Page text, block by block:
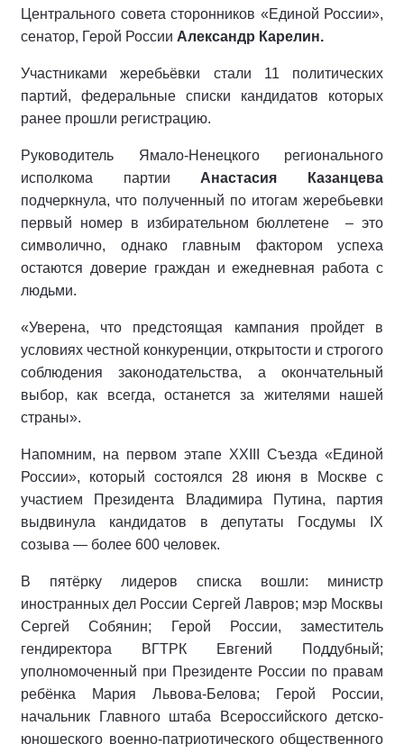
Центрального совета сторонников «Единой России»,
сенатор, Герой России Александр Карелин.
Участниками жеребьёвки стали 11 политических
партий, федеральные списки кандидатов которых
ранее прошли регистрацию.
Руководитель Ямало-Ненецкого регионального
исполкома партии Анастасия Казанцева
подчеркнула, что полученный по итогам жеребьевки
первый номер в избирательном бюллетене
– это
символично, однако главным фактором успеха
остаются доверие граждан и ежедневная работа с
людьми.
«Уверена, что предстоящая кампания пройдет в
условиях честной конкуренции, открытости и строгого
соблюдения законодательства, а окончательный
выбор, как всегда, останется за жителями нашей
страны».
Напомним, на первом этапе XXIII Съезда «Единой
России», который состоялся 28 июня в Москве с
участием Президента Владимира Путина, партия
выдвинула кандидатов в депутаты Госдумы IX
созыва — более 600 человек.
В пятёрку лидеров списка вошли: министр
иностранных дел России Сергей Лавров; мэр Москвы
Сергей Собянин; Герой России, заместитель
гендиректора ВГТРК Евгений Поддубный;
уполномоченный при Президенте России по правам
ребёнка Мария Львова-Белова; Герой России,
начальник Главного штаба Всероссийского детско-
юношеского военно-патриотического общественного